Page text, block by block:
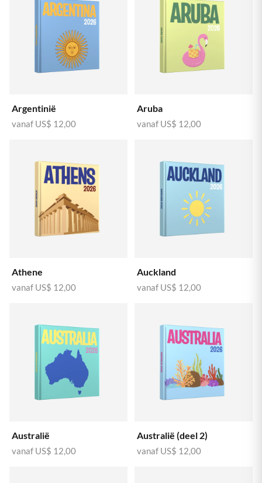
Argentinië
vanaf US$ 12,00
Aruba
vanaf US$ 12,00
Athene
vanaf US$ 12,00
Auckland
vanaf US$ 12,00
Australië
vanaf US$ 12,00
Australië (deel 2)
vanaf US$ 12,00